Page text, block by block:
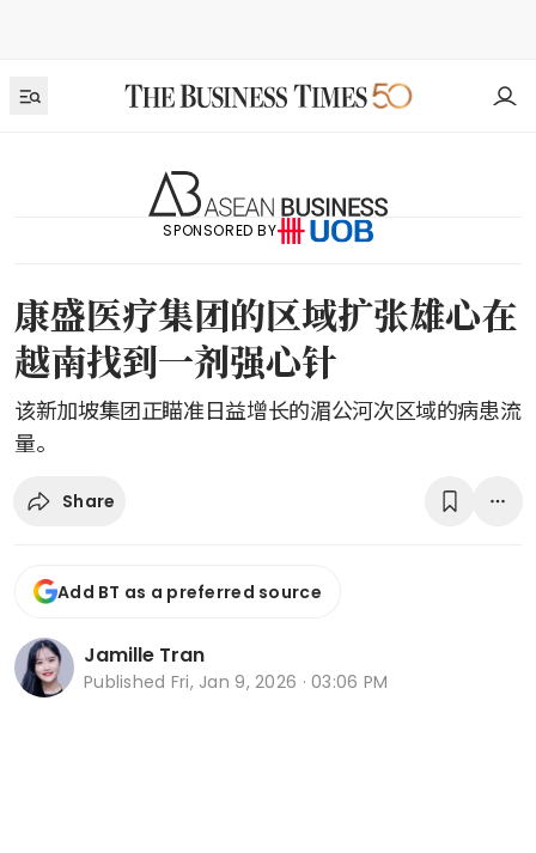
SPONSORED BY
康盛医疗集团的区域扩张雄心在
越南找到一剂强心针
该新加坡集团正瞄准日益增长的湄公河次区域的病患流
量。
Share
Add BT as a preferred source
Jamille Tran
Published Fri, Jan 9, 2026 · 03:06 PM